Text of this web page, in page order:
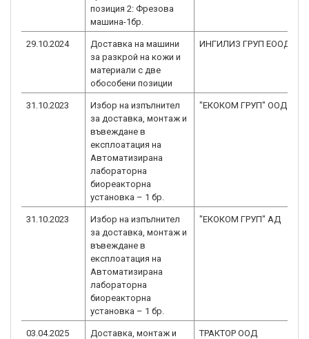
позиция 2: Фрезова
машина-1бр.
29.10.2024
Доставка на машини
за разкрой на кожи и
материали с две
обособени позиции
ИНГИЛИЗ ГРУП ЕООД
31.10.2023
Избор на изпълнител
за доставка, монтаж и
въвеждане в
експлоатация на
Автоматизирана
лабораторна
биореакторна
установка – 1 бр.
"ЕКОКОМ ГРУП" ООД
31.10.2023
Избор на изпълнител
за доставка, монтаж и
въвеждане в
експлоатация на
Автоматизирана
лабораторна
биореакторна
установка – 1 бр.
"ЕКОКОМ ГРУП" АД
03.04.2025
Доставка, монтаж и
ТРАКТОР ООД